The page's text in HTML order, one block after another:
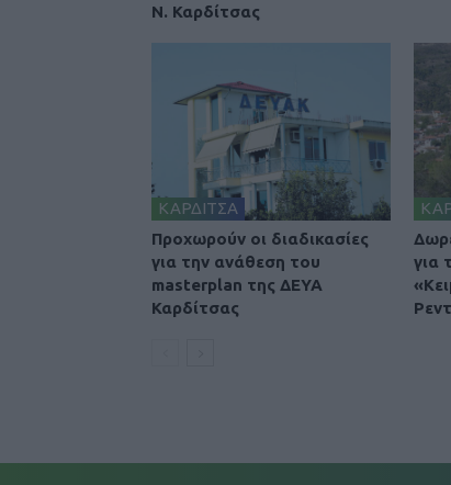
Ν. Καρδίτσας
ΚΑΡΔΙΤΣΑ
Προχωρούν οι διαδικασίες
για την ανάθεση του
masterplan της ΔΕΥΑ
Καρδίτσας
για